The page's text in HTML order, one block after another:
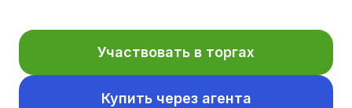
Участвовать в торгах
Купить через агента